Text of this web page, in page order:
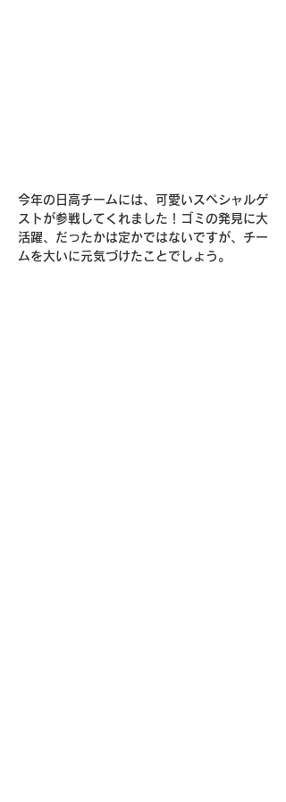
今年の日高チームには、可愛いスペシャルゲ
ストが参戦してくれました！ゴミの発見に大
活躍、だったかは定かではないですが、チー
ムを大いに元気づけたことでしょう。